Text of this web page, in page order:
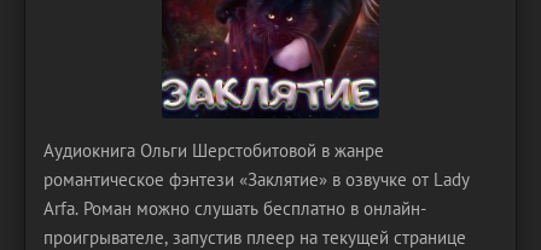
Аудиокнига Ольги Шерстобитовой в жанре
романтическое фэнтези «Заклятие» в озвучке от Lady
Arfa. Роман можно слушать бесплатно в онлайн-
проигрывателе, запустив плеер на текущей странице